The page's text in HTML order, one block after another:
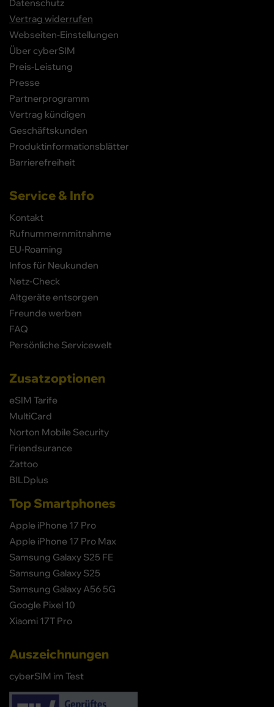
Datenschutz
Vertrag widerrufen
Webseiten-Einstellungen
Über cyberSIM
Preis-Leistung
Presse
Partnerprogramm
Vertrag kündigen
Geschäftskunden
Produktinformationsblätter
Barrierefreiheit
Service & Info
Kontakt
Rufnummernmitnahme
EU-Roaming
Infos für Neukunden
Netz-Check
Altgeräte entsorgen
Freunde werben
FAQ
Persönliche Servicewelt
Zusatzoptionen
eSIM Tarife
MultiCard
Norton Mobile Security
Friendsurance
Zattoo
BILDplus
Top Smartphones
Apple iPhone 17 Pro
Apple iPhone 17 Pro Max
Samsung Galaxy S25 FE
Samsung Galaxy S25
Samsung Galaxy A56 5G
Google Pixel 10
Xiaomi 17T Pro
Auszeichnungen
cyberSIM im Test